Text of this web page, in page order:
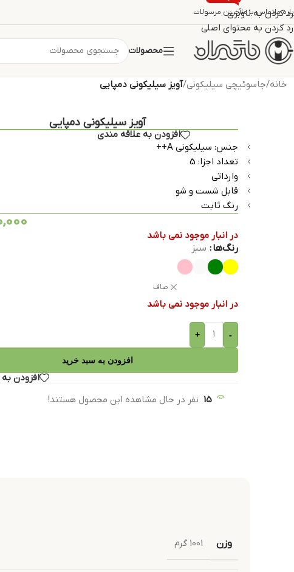
رد کردن به ناوبری
رد کردن به محتوای اصلی
ماتماس با ماآخرین مرسولات
محصولات
خانه/جاسوئیچی سیلیکونی/آویز سیلیکونی دمپایی
آویز سیلیکونی دمپایی
افزودن به علاقه مندی
جنس: سیلیکونی A++
تعداد اجزا: 5
وارداتی
قابل شست و شو
رنگ ثابت
در انبار موجود نمی باشد
رنگ‌ها سبز
صاف
در انبار موجود نمی باشد
-
+
افزودن به سبد خرید
افزودن
15 نفر در حال مشاهده این محصول هستند!
وزن 1001 گرم